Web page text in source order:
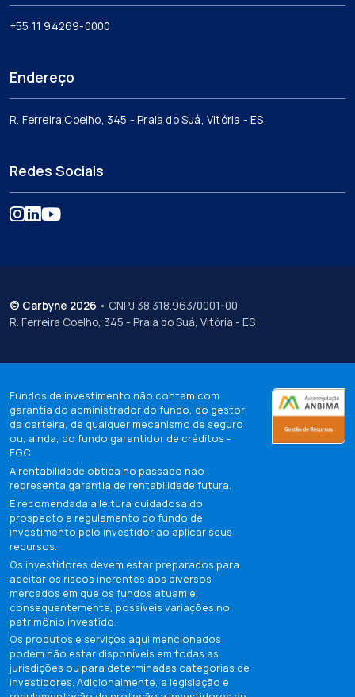
+55 11 94269-0000
Endereço
R. Ferreira Coelho, 345 - Praia do Suá, Vitória - ES
Redes Sociais
© Carbyne 2026 • CNPJ 38.318.963/0001-00
R. Ferreira Coelho, 345 - Praia do Suá, Vitória - ES
Fundos de investimento não contam com
garantia do administrador do fundo, do gestor
da carteira, de qualquer mecanismo de seguro
ou, ainda, do fundo garantidor de créditos -
FGC.
A rentabilidade obtida no passado não
representa garantia de rentabilidade futura.
É recomendada a leitura cuidadosa do
prospecto e regulamento do fundo de
investimento pelo investidor ao aplicar seus
recursos.
Os investidores devem estar preparados para
aceitar os riscos inerentes aos diversos
mercados em que os fundos atuam e,
consequentemente, possíveis variações no
patrimônio investido.
Os produtos e serviços aqui mencionados
podem não estar disponíveis em todas as
jurisdições ou para determinadas categorias de
investidores. Adicionalmente, a legislação e